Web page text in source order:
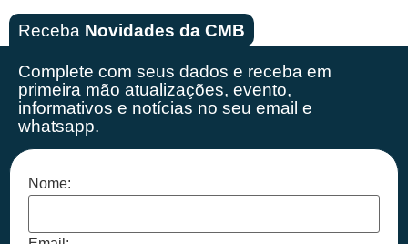
Receba Novidades da CMB
Complete com seus dados e receba em
primeira mão atualizações, evento,
informativos e notícias no seu email e
whatsapp.
Nome: